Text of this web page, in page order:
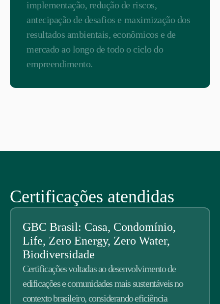
implementação, redução de riscos,
antecipação de desafios e maximização dos
resultados ambientais, econômicos e de
mercado ao longo de todo o ciclo do
empreendimento.
Certificações atendidas
GBC Brasil: Casa, Condomínio,
Life, Zero Energy, Zero Water,
Biodiversidade
Certificações voltadas ao desenvolvimento de
edificações e comunidades mais sustentáveis no
contexto brasileiro, considerando eficiência